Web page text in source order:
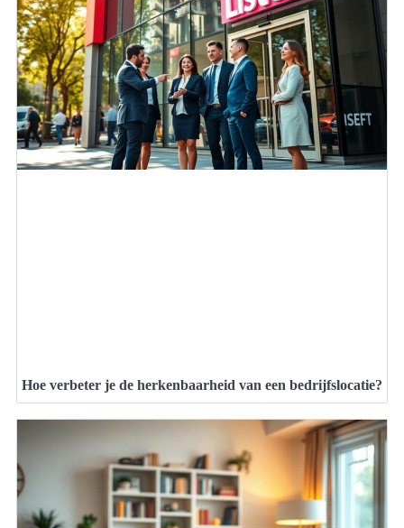
Hoe verbeter je de herkenbaarheid van een bedrijfslocatie?